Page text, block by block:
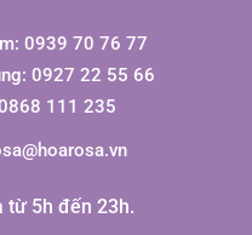
0939 70 76 77
0927 22 55 66
111 235
từ 5h đến 23h.